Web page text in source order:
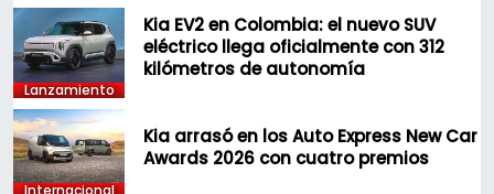
Lanzamiento
Kia EV2 en Colombia: el nuevo SUV
eléctrico llega oficialmente con 312
kilómetros de autonomía
Internacional
Kia arrasó en los Auto Express New Car
Awards 2026 con cuatro premios